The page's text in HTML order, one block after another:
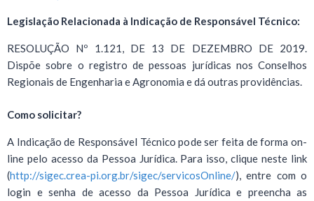
Legislação Relacionada à Indicação de Responsável Técnico:
RESOLUÇÃO Nº 1.121, DE 13 DE DEZEMBRO DE 2019.
Dispõe sobre o registro de pessoas jurídicas nos Conselhos
Regionais de Engenharia e Agronomia e dá outras providências.
Como solicitar?
A Indicação de Responsável Técnico pode ser feita de forma on-
line pelo acesso da Pessoa Jurídica. Para isso, clique neste link
(http://sigec.crea-pi.org.br/sigec/servicosOnline/), entre com o
login e senha de acesso da Pessoa Jurídica e preencha as